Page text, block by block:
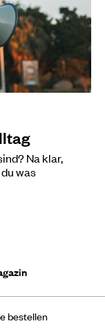
Na klar,
was
bestellen